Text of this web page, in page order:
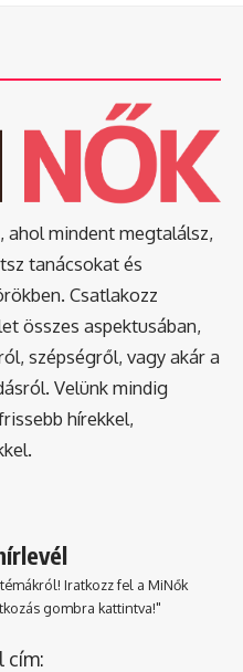
ahol mindent megtalálsz,
tanácsokat és
Csatlakozz
összes aspektusában,
szépségről, vagy akár a
Velünk mindig
hírekkel,
Iratkozz fel a MiNők
gombra kattintva!"
cím: